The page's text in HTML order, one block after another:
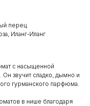
перец
Иланг-Иланг
с насыщенной
Он звучит сладко, дымно и
гурманского парфюма.
в нише благодаря